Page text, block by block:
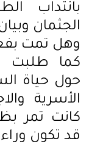
بانتداب
الجثمان
وهل تمت
كما طلبت
حول حياة
الأسرية
كانت تمر
قد تكون